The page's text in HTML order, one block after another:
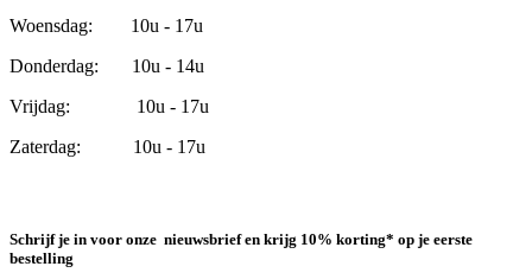
Woensdag: 10u - 17u
Donderdag: 10u - 14u
Vrijdag: 10u - 17u
Zaterdag: 10u - 17u
Schrijf je in voor onze nieuwsbrief en krijg 10% korting* op je eerste
bestelling